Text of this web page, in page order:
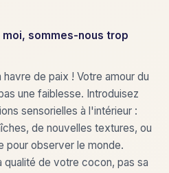
moi, sommes-nous trop
de paix ! Votre amour du
une faiblesse. Introduisez
sensorielles à l'intérieur :
de nouvelles textures, ou
pour observer le monde.
qualité de votre cocon, pas sa